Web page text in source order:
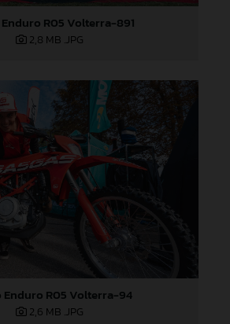
R05 Volterra-891
2,8 MB .JPG
Enduro R05 Volterra-94
2,6 MB .JPG